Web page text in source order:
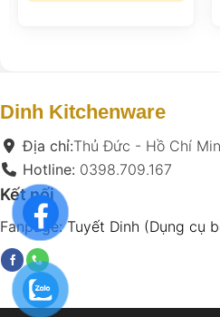
biến
Các
tùy
chọn
có
thể
được
chọn
trên
trang
Dinh Kitchenware
Địa chỉ:Thủ Đức - Hồ Chí
Hotline: 0398.709.167
Kết nối
Fanpage: Tuyết Dinh (Dụng cụ